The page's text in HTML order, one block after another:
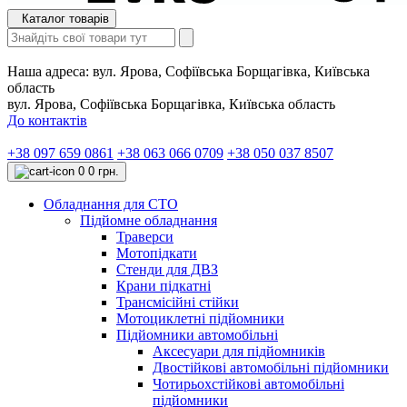
Каталог товарів
Наша адреса: вул. Ярова, Софіївська Борщагівка, Київська
область
вул. Ярова, Софіївська Борщагівка, Київська область
До контактів
+38 097 659 0861 +38 063 066 0709 +38 050 037 8507
0 0 грн.
Обладнання для СТО
Підйомне обладнання
Траверси
Мотопідкати
Стенди для ДВЗ
Крани підкатні
Трансмісійні стійки
Мотоциклетні підйомники
Підйомники автомобільні
Аксесуари для підйомників
Двостійкові автомобільні підйомники
Чотирьохстійкові автомобільні
підйомники